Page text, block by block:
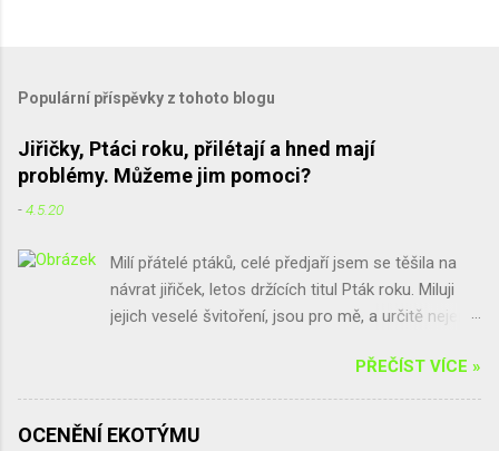
Populární příspěvky z tohoto blogu
Jiřičky, Ptáci roku, přilétají a hned mají
problémy. Můžeme jim pomoci?
-4.5.20
Milí přátelé ptáků, celé předjaří jsem se těšila na
návrat jiřiček, letos držících titul Pták roku. Miluji
jejich veselé švitoření, jsou pro mě, a určitě nejen
Bohužel, ne všude se na jiřičky těší. Někoho trápí
hromádky trusu, které po jiřičkách zůstávají, někdo
se bojí parazitů, a jinde by sice jiřičky chtěli, ale při
PŘEČÍST VÍCE »
OCENĚNÍ EKOTÝMU